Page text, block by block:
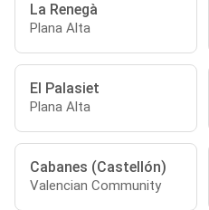
La Renegà
Plana Alta
El Palasiet
Plana Alta
Cabanes (Castellón)
Valencian Community